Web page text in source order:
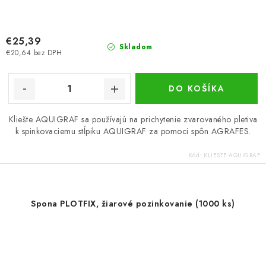
Skladom
€20,64 bez DPH
€25,39
DO KOŠÍKA
Kliešte AQUIGRAF sa používajú na prichytenie zvarovaného pletiva
k spinkovaciemu stĺpiku AQUIGRAF za pomoci spôn AGRAFES.
Kód: KLIESTE-AQUIGRAF
Spona PLOTFIX, žiarové pozinkovanie (1000 ks)